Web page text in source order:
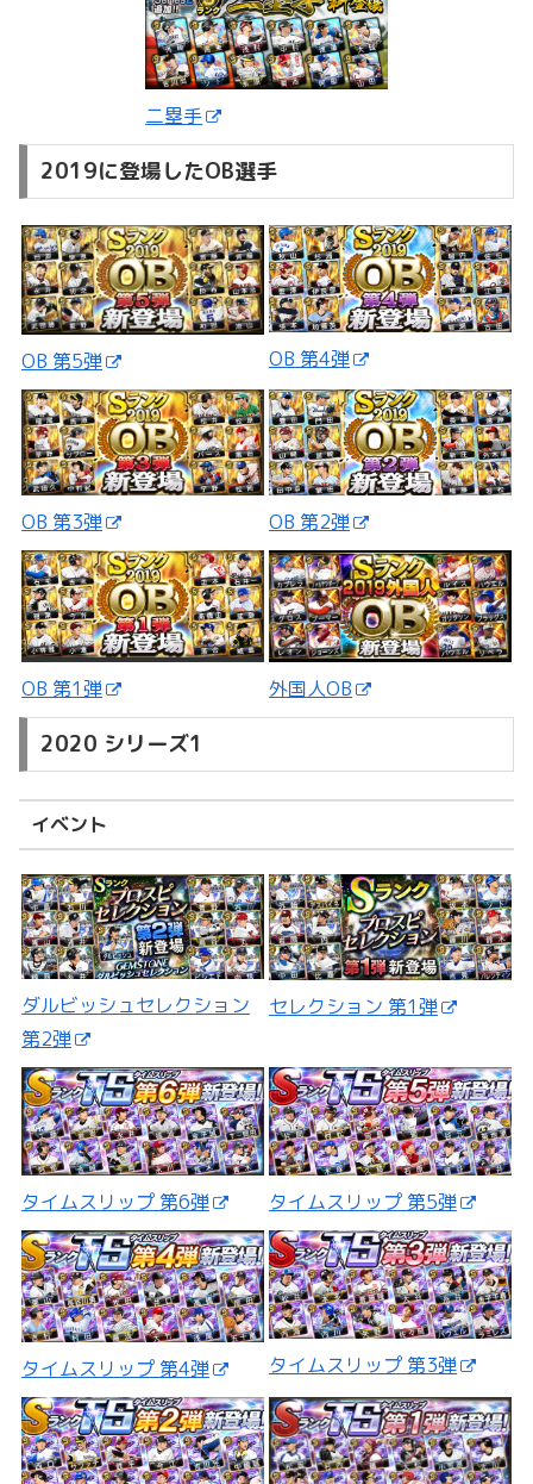
二塁手
2019に登場したOB選手
OB 第5弾 OB 第4弾
OB 第3弾 OB 第2弾
OB 第1弾 外国人OB
2020 シリーズ1
イベント
ダルビッシュセレクション
第2弾
セレクション 第1弾
タイムスリップ 第6弾 タイムスリップ 第5弾
タイムスリップ 第4弾 タイムスリップ 第3弾